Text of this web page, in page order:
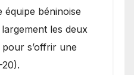
béninoise
les deux
s’offrir une